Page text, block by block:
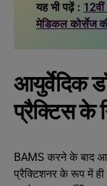
यह भी पढ़ें :
मेडिकल कोर्सेज
आयुर्वेदिक
प्रैक्टिस के
BAMS करने के बाद
प्रैक्टिशनर के रूप में